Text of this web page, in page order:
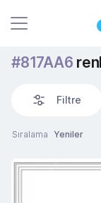
#817AA6
Filtre
Sıralama Yeniler